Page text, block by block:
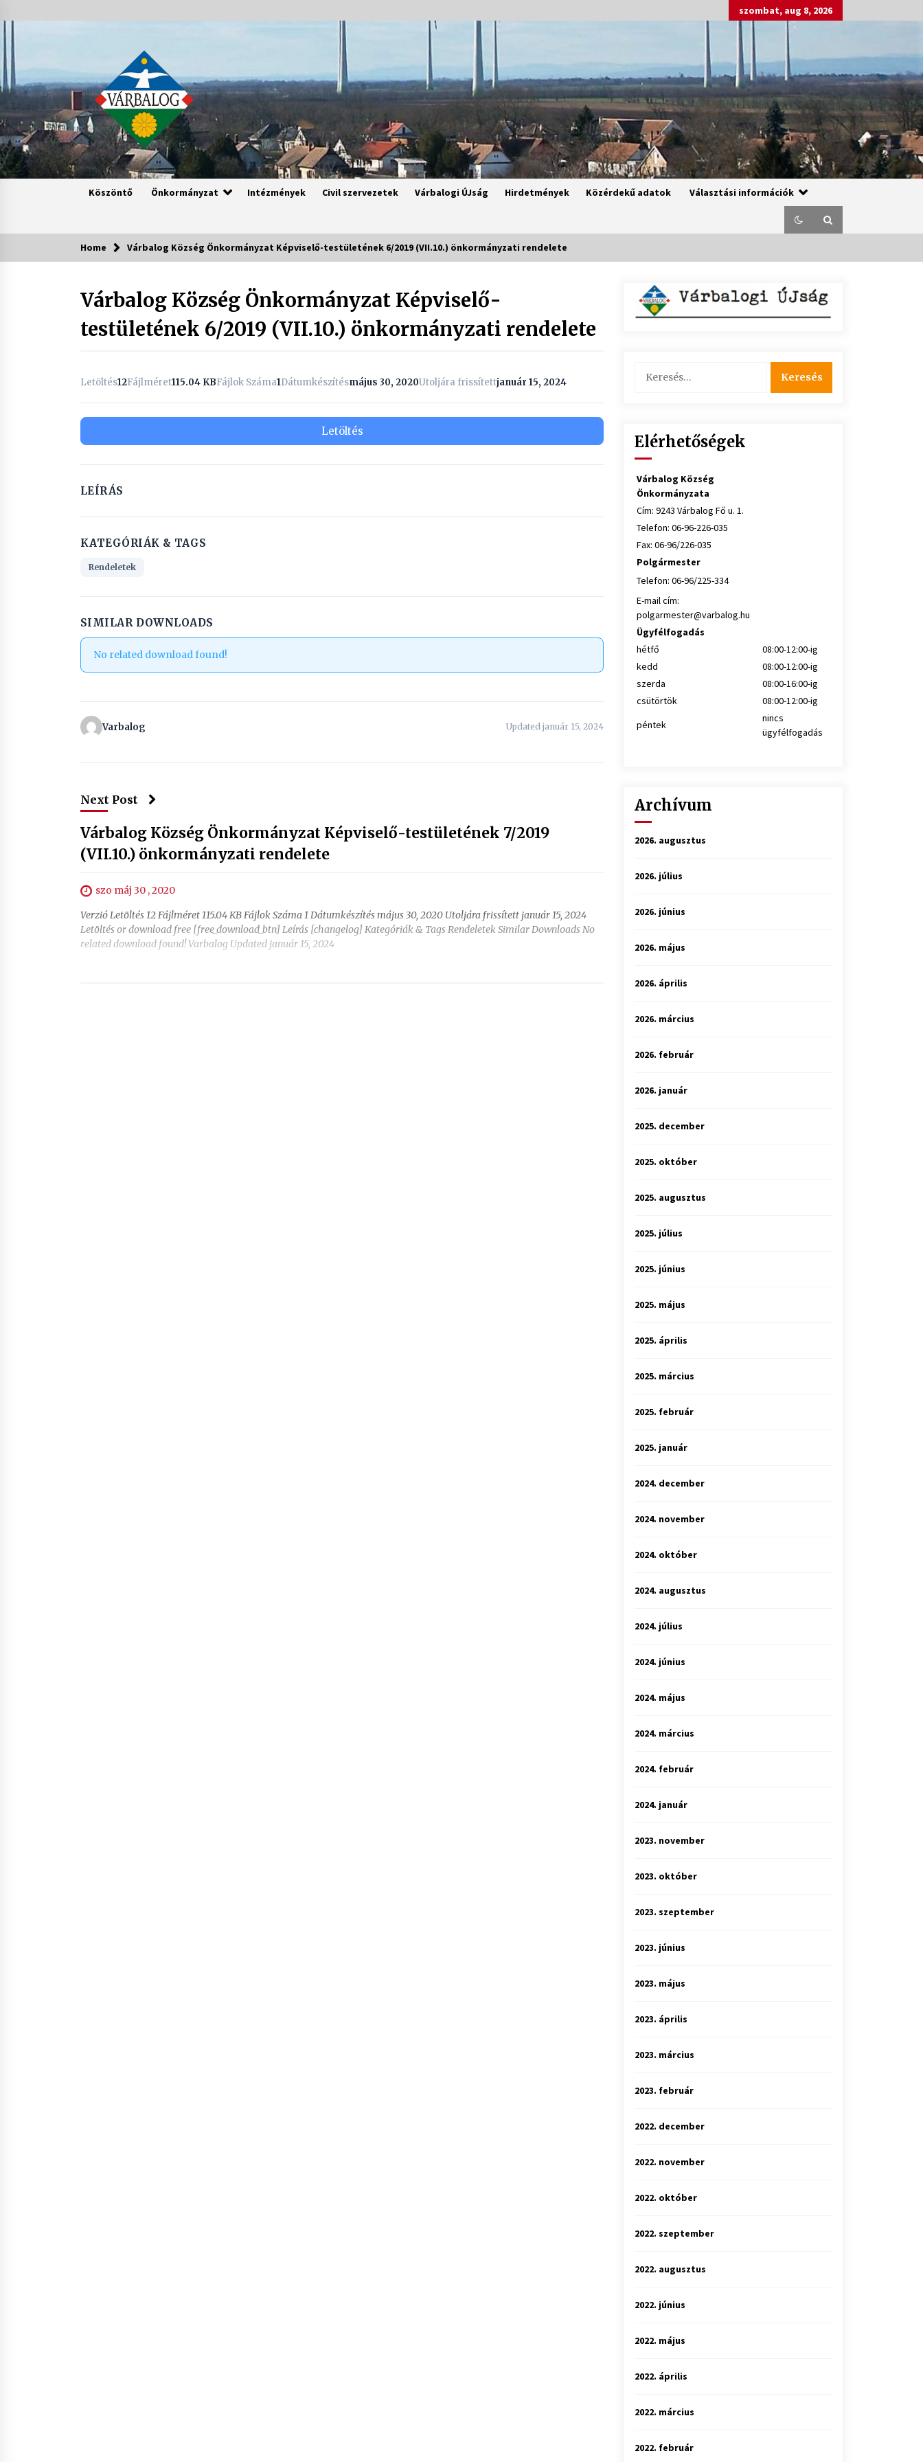
to
content
szombat, aug 8, 2026
Köszöntő Önkormányzat Intézmények Civil szervezetek Várbalogi ÚJság Hirdetmények Közérdekű adatok Választási információk
Home Várbalog Község Önkormányzat Képviselő-testületének 6/2019 (VII.10.) önkormányzati rendelete
Várbalog Község Önkormányzat Képviselő-
testületének 6/2019 (VII.10.) önkormányzati rendelete
Letöltés12Fájlméret115.04 KBFájlok Száma1Dátumkészítésmájus 30, 2020Utoljára frissítettjanuár 15, 2024
Letöltés
LEÍRÁS
KATEGÓRIÁK & TAGS
Rendeletek
SIMILAR DOWNLOADS
No related download found!
Varbalog Updated január 15, 2024
Next Post
Várbalog Község Önkormányzat Képviselő-testületének 7/2019
(VII.10.) önkormányzati rendelete
szo máj 30 , 2020
Verzió Letöltés 12 Fájlméret 115.04 KB Fájlok Száma 1 Dátumkészítés május 30, 2020 Utoljára frissített január 15, 2024
Letöltés or download free [free_download_btn] Leírás [changelog] Kategóriák & Tags Rendeletek Similar Downloads No
related download found! Varbalog Updated január 15, 2024
Elérhetőségek
Várbalog Község
Önkormányzata
Cím: 9243 Várbalog Fő u. 1.
Telefon: 06-96-226-035
Fax: 06-96/226-035
Polgármester
Telefon: 06-96/225-334
E-mail cím:
polgarmester@varbalog.hu
Ügyfélfogadás
hétfő
08:00-12:00-ig
kedd
08:00-12:00-ig
szerda
08:00-16:00-ig
csütörtök
08:00-12:00-ig
péntek
nincs
ügyfélfogadás
Archívum
2026. augusztus
2026. július
2026. június
2026. május
2026. április
2026. március
2026. február
2026. január
2025. december
2025. október
2025. augusztus
2025. július
2025. június
2025. május
2025. április
2025. március
2025. február
2025. január
2024. december
2024. november
2024. október
2024. augusztus
2024. július
2024. június
2024. május
2024. március
2024. február
2024. január
2023. november
2023. október
2023. szeptember
2023. június
2023. május
2023. április
2023. március
2023. február
2022. december
2022. november
2022. október
2022. szeptember
2022. augusztus
2022. június
2022. május
2022. április
2022. március
2022. február